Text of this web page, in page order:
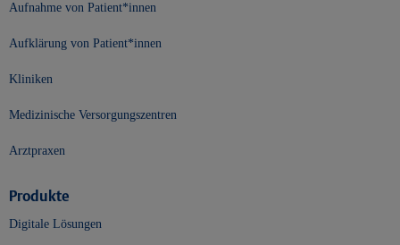
Aufnahme von Patient*innen
Aufklärung von Patient*innen
Kliniken
Medizinische Versorgungszentren
Arztpraxen
Produkte
Digitale Lösungen